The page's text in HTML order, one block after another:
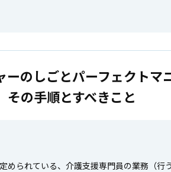
ーのしごとパーフェクト
の手順とすべきこと
められている、介護支援専門員の業務（